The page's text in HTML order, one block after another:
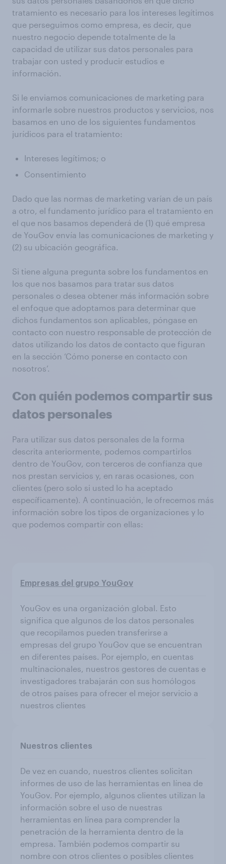
tratamiento es necesario para los intereses legítimos
que perseguimos como empresa, es decir, que
nuestro negocio depende totalmente de la
capacidad de utilizar sus datos personales para
trabajar con usted y producir estudios e
información.
Si le enviamos comunicaciones de marketing para
informarle sobre nuestros productos y servicios, nos
basamos en uno de los siguientes fundamentos
jurídicos para el tratamiento:
Intereses legítimos; o
Consentimiento
Dado que las normas de marketing varían de un país
a otro, el fundamento jurídico para el tratamiento en
el que nos basamos dependerá de (1) qué empresa
de YouGov envía las comunicaciones de marketing y
(2) su ubicación geográfica.
Si tiene alguna pregunta sobre los fundamentos en
los que nos basamos para tratar sus datos
personales o desea obtener más información sobre
el enfoque que adoptamos para determinar que
dichos fundamentos son aplicables, póngase en
contacto con nuestro responsable de protección de
datos utilizando los datos de contacto que figuran
en la sección ‘Cómo ponerse en contacto con
nosotros’.
Con quién podemos compartir sus
datos personales
Para utilizar sus datos personales de la forma
descrita anteriormente, podemos compartirlos
dentro de YouGov, con terceros de confianza que
nos prestan servicios y, en raras ocasiones, con
clientes (pero solo si usted lo ha aceptado
específicamente). A continuación, le ofrecemos más
información sobre los tipos de organizaciones y lo
que podemos compartir con ellas:
Empresas del grupo YouGov
YouGov es una organización global. Esto
significa que algunos de los datos personales
que recopilamos pueden transferirse a
empresas del grupo YouGov que se encuentran
en diferentes países. Por ejemplo, en cuentas
multinacionales, nuestros gestores de cuentas e
investigadores trabajarán con sus homólogos
de otros países para ofrecer el mejor servicio a
nuestros clientes
Nuestros clientes
De vez en cuando, nuestros clientes solicitan
informes de uso de las herramientas en línea de
YouGov. Por ejemplo, algunos clientes utilizan la
información sobre el uso de nuestras
herramientas en línea para comprender la
penetración de la herramienta dentro de la
empresa. También podemos compartir su
nombre con otros clientes o posibles clientes